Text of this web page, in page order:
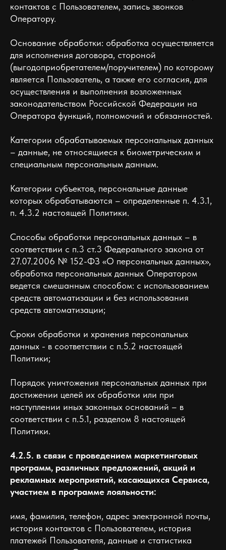
контактов с Пользователем, запись звонков
Оператору.
Основание обработки: обработка осуществляется
для исполнения договора, стороной
(выгодоприобретателем/поручителем) по которому
является Пользователь, а также его согласия, для
осуществления и выполнения возложенных
законодательством Российской Федерации на
Оператора функций, полномочий и обязанностей.
Категории обрабатываемых персональных данных
– данные, не относящиеся к биометрическим и
специальным персональным данным.
Категории субъектов, персональные данные
которых обрабатываются – определенные п. 4.3.1,
п. 4.3.2 настоящей Политики.
Способы обработки персональных данных – в
соответствии с п.3 ст.3 Федерального закона от
27.07.2006 № 152-ФЗ «О персональных данных»,
обработка персональных данных Оператором
ведется смешанным способом: с использованием
средств автоматизации и без использования
средств автоматизации;
Сроки обработки и хранения персональных
данных - в соответствии с п.5.2 настоящей
Политики;
Порядок уничтожения персональных данных при
достижении целей их обработки или при
наступлении иных законных оснований – в
соответствии с п.5.1, разделом 8 настоящей
Политики.
4.2.5. в связи с проведением маркетинговых
программ, различных предложений, акций и
рекламных мероприятий, касающихся Сервиса,
участием в программе лояльности:
имя, фамилия, телефон, адрес электронной почты,
история контактов с Пользователем, история
платежей Пользователя, данные и статистика